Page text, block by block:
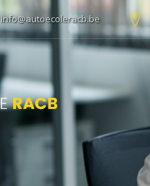
info@autoecoleracb.be